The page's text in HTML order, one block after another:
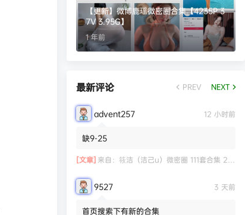
【更新】微博鹿瑶微密圈合集【4235P 3
7V 3.95G】
1 年前
最新评论 PREV NEXT
advent257 12 小时前
缺9-25
[文章] 来自： 筱洁（洁己u）微密圈 111套合集 20.3G
9527 3 天前
首页搜索下有新的合集